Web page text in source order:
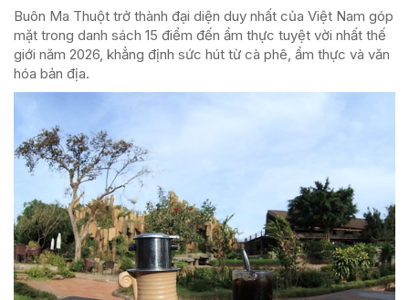
Buôn Ma Thuột trở thành đại diện duy nhất của Việt Nam góp
mặt trong danh sách 15 điểm đến ẩm thực tuyệt vời nhất thế
giới năm 2026, khẳng định sức hút từ cà phê, ẩm thực và văn
hóa bản địa.